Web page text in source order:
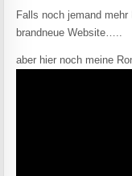
Falls noch jemand
brandneue Website…..
aber hier noch meine